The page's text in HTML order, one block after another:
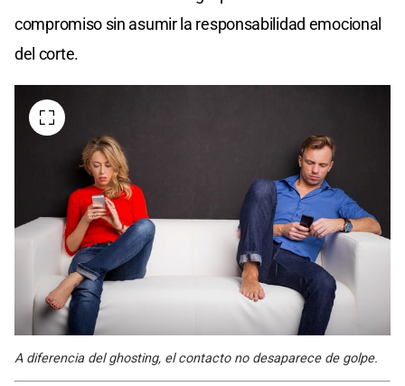
compromiso sin asumir la responsabilidad emocional
del corte.
A diferencia del ghosting, el contacto no desaparece de golpe.